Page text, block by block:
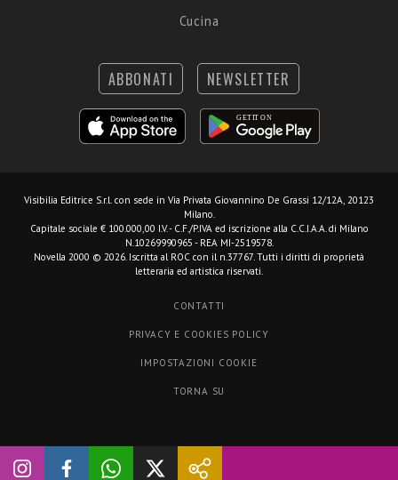
Cucina
ABBONATI NEWSLETTER
Visibilia Editrice S.r.l. con sede in Via Privata Giovannino De Grassi 12/12A, 20123
Milano.
Capitale sociale € 100.000,00 I.V. - C.F./P.IVA ed iscrizione alla C.C.I.A.A. di Milano
N.10269990965 - REA MI-2519578.
Novella 2000 © 2026. Iscritta al ROC con il n.37767. Tutti i diritti di proprietà
letteraria ed artistica riservati.
CONTATTI
PRIVACY E COOKIES POLICY
IMPOSTAZIONI COOKIE
TORNA SU